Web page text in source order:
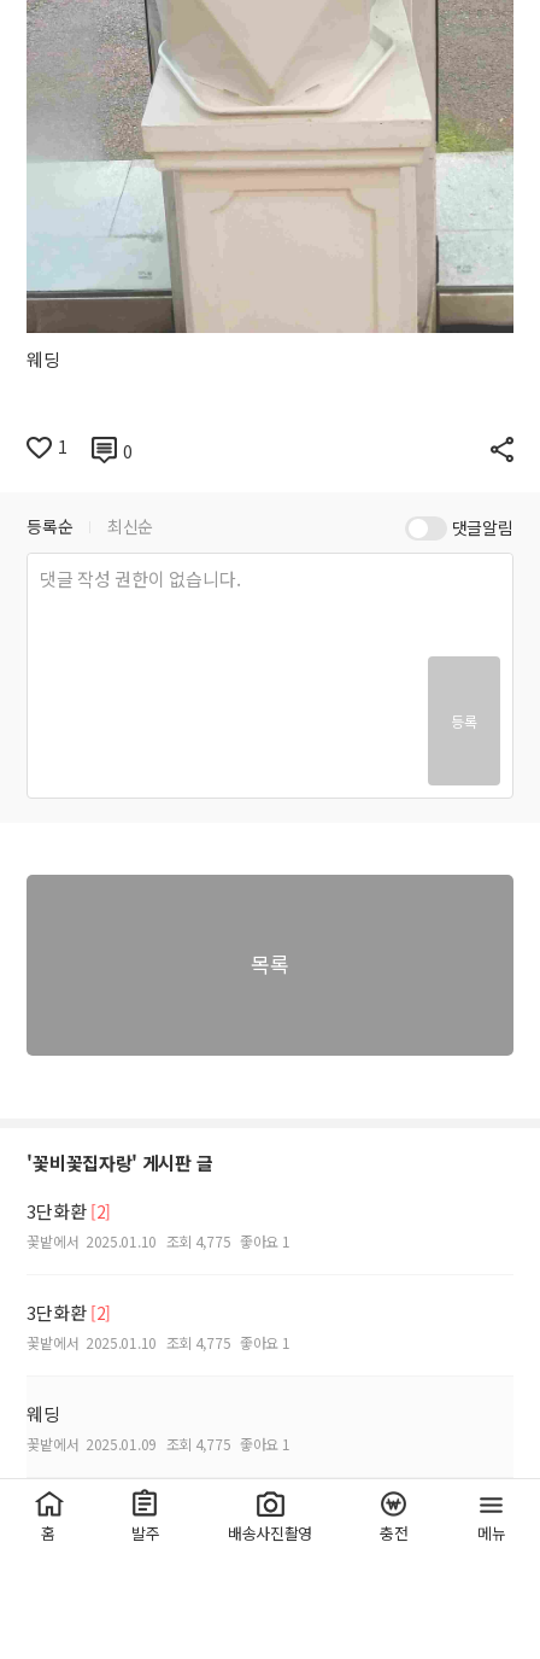
웨딩
1 0
등록순 최신순 댓글알림
등록
목록
'꽃비꽃집자랑' 게시판 글
3단화환 [2]
꽃밭에서 2025.01.10 조회 4,775 좋아요 1
3단화환 [2]
꽃밭에서 2025.01.10 조회 4,775 좋아요 1
웨딩
꽃밭에서 2025.01.09 조회 4,775 좋아요 1
근조3단
지안플라워 2025.01.07 조회 4,456 좋아요 0
홈 발주 배송사진촬영 충전 메뉴